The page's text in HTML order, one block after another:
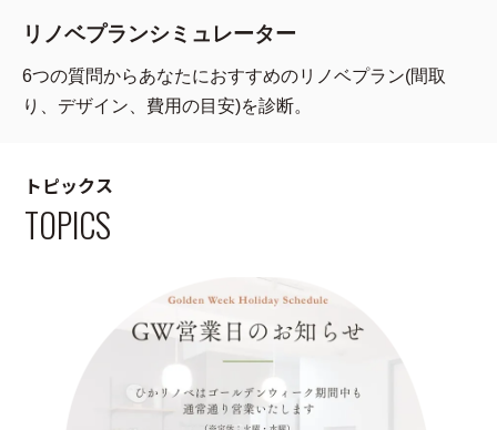
リノベプランシミュレーター
6つの質問からあなたにおすすめのリノベプラン(間取
り、デザイン、費用の目安)を診断。
トピックス
TOPICS